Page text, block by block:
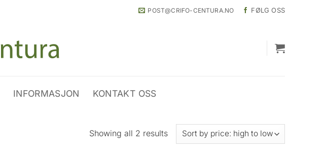
POST@CRIFO-CENTURA.NO FØLG OSS
INFORMASJON KONTAKT OSS
Showing all 2 resultsSorted
by